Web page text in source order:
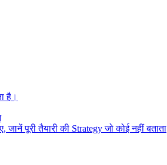
है।
पूरी तैयारी की Strategy जो कोई नहीं बताता